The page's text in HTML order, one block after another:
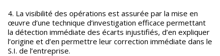
4. La visibilité des opérations est assurée par la mise en
œuvre d’une technique d’investigation efficace permettant
la détection immédiate des écarts injustifiés, d’en expliquer
l’origine et d’en permettre leur correction immédiate dans le
S.I. de l’entreprise.